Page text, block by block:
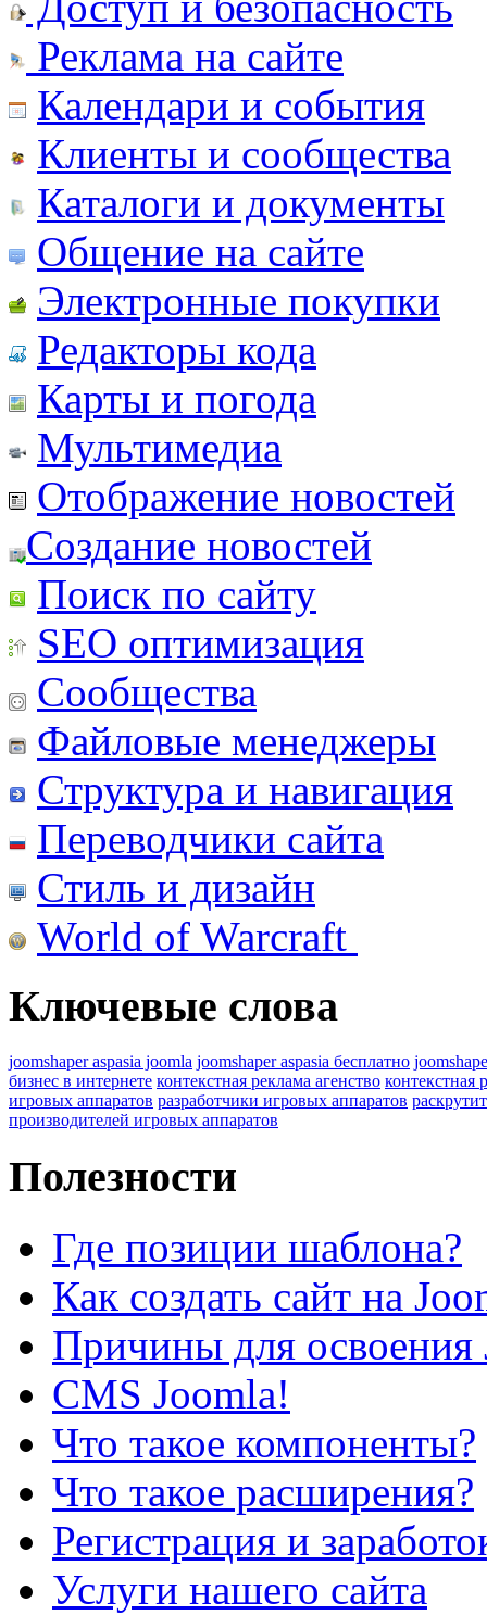
Реклама на сайте
Календари и события
Клиенты и сообщества
Каталоги и документы
Общение на сайте
Электронные покупки
Редакторы кода
Карты и погода
Мультимедиа
Отображение новостей
Создание новостей
Поиск по сайту
SEO оптимизация
Сообщества
Файловые менеджеры
Структура и навигация
Переводчики сайта
Стиль и дизайн
World of Warcraft
Ключевые слова
joomshaper aspasia joomla joomshaper aspasia бесплатно
бизнес в интернете контекстная реклама агенство контекстная
игровых аппаратов разработчики игровых аппаратов
производителей игровых аппаратов
Полезности
Где позиции шаблона?
Как создать сайт на
Причины для освоения
CMS Joomla!
Что такое компоненты?
Что такое расширения?
Регистрация и
Услуги нашего сайта